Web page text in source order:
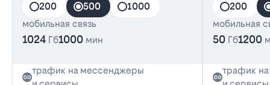
200
500
1000
мобильная связь
1024 Гб1000 мин
трафик на мессенджеры
200
мобильная
50 Гб1200
трафик